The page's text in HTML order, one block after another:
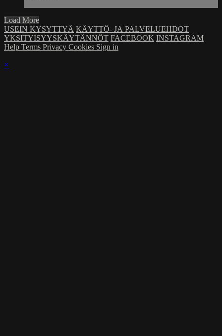
Load More
USEIN KYSYTTYÄ KÄYTTÖ- JA PALVELUEHDOT
YKSITYISYYSKÄYTÄNNÖT FACEBOOK INSTAGRAM
Help Terms Privacy Cookies Sign in
×